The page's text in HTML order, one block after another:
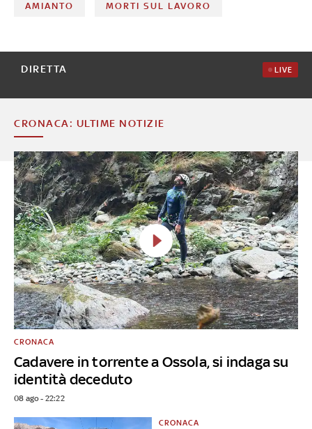
AMIANTO MORTI SUL LAVORO
DIRETTA LIVE
CRONACA: ULTIME NOTIZIE
Cadavere in torrente a Ossola, si indaga su
identità deceduto
CRONACA
08 ago - 22:22
CRONACA